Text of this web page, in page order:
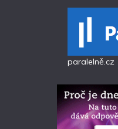
paralelně.cz